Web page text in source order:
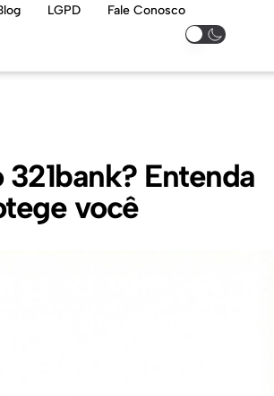
LGPD Fale Conosco
Entenda
você